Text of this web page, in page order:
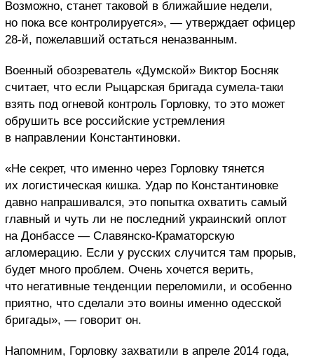
Возможно, станет таковой в ближайшие недели,
но пока все контролируется», — утверждает офицер
28-й, пожелавший остаться неназванным.
Военный обозреватель «Думской» Виктор Босняк
считает, что если Рыцарская бригада сумела-таки
взять под огневой контроль Горловку, то это может
обрушить все российские устремления
в направлении Константиновки.
«Не секрет, что именно через Горловку тянется
их логистическая кишка. Удар по Константиновке
давно напрашивался, это попытка охватить самый
главный и чуть ли не последний украинский оплот
на Донбассе — Славянско-Краматорскую
агломерацию. Если у русских случится там прорыв,
будет много проблем. Очень хочется верить,
что негативные тенденции переломили, и особенно
приятно, что сделали это воины именно одесской
бригады», — говорит он.
Напомним, Горловку захватили в апреле 2014 года,